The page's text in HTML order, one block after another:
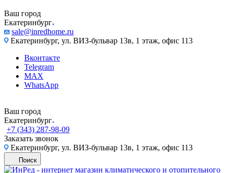
Ваш город
Екатеринбург
sale@inredhome.ru
Екатеринбург, ул. ВИЗ-бульвар 13в, 1 этаж, офис 113
Вконтакте
Telegram
MAX
WhatsApp
Ваш город
Екатеринбург
+7 (343) 287-98-09
Заказать звонок
Екатеринбург, ул. ВИЗ-бульвар 13в, 1 этаж, офис 113
Поиск